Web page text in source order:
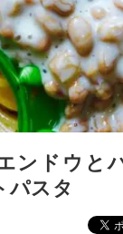
ンドウと
パスタ